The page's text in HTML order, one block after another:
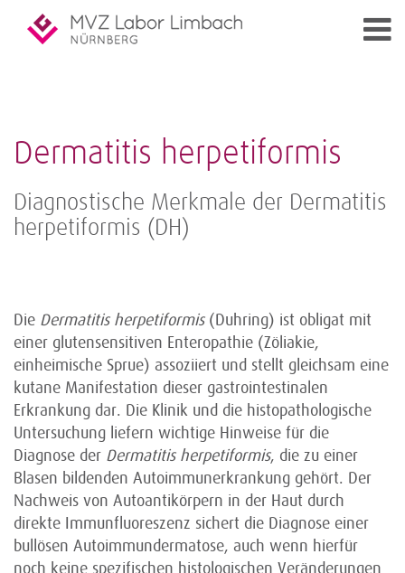
Dermatitis herpetiformis
Diagnostische Merkmale der Dermatitis
herpetiformis (DH)
Die Dermatitis herpetiformis(Duhring) ist obligat mit
einer glutensensitiven Enteropathie (Zöliakie,
einheimische Sprue) assoziiert und stellt gleichsam eine
kutane Manifestation dieser gastrointestinalen
Erkrankung dar. Die Klinik und die histopathologische
Untersuchung liefern wichtige Hinweise für die
Diagnose der Dermatitis herpetiformis, die zu einer
Blasen bildenden Autoimmunerkrankung gehört. Der
Nachweis von Autoantikörpern in der Haut durch
direkte Immunfluoreszenz sichert die Diagnose einer
bullösen Autoimmundermatose, auch wenn hierfür
noch keine spezifischen histologischen Veränderungen